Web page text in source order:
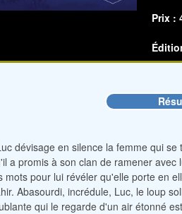
Prix :
dévisage en silence la femme qui
a promis à son clan de ramener
mots pour lui révéler qu'elle porte en
Abasourdi, incrédule, Luc, le loup
qui le regarde d'un air étonné